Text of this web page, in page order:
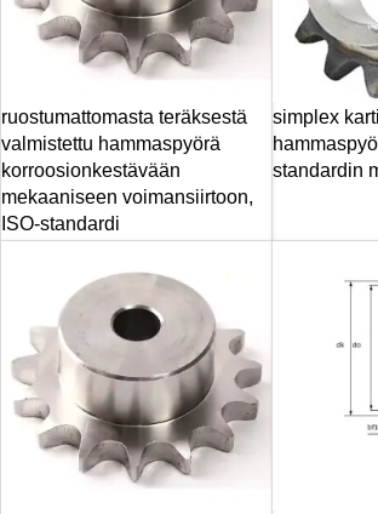
ruostumattomasta teräksestä
valmistettu hammaspyörä
korroosionkestävään
mekaaniseen voimansiirtoon,
ISO-standardi
simplex
standardin